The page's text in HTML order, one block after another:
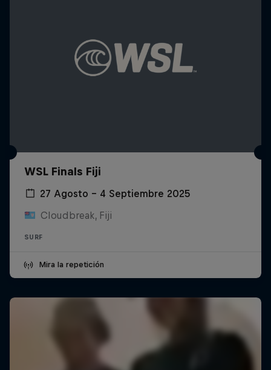
WSL Finals Fiji
27 Agosto – 4 Septiembre 2025
Cloudbreak, Fiji
SURF
Mira la repetición